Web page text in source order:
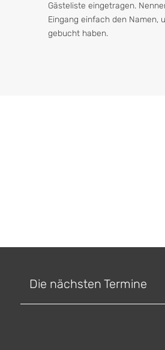
Gästeliste eingetragen.
Eingang einfach den Namen,
gebucht haben.
Die nächsten Termine